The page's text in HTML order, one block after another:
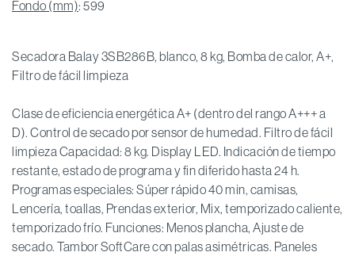
Fondo (mm): 599
Secadora Balay 3SB286B, blanco, 8 kg, Bomba de calor, A+,
Filtro de fácil limpieza
Clase de eficiencia energética A+ (dentro del rango A+++ a
D). Control de secado por sensor de humedad. Filtro de fácil
limpieza Capacidad: 8 kg. Display LED. Indicación de tiempo
restante, estado de programa y fin diferido hasta 24 h.
Programas especiales: Súper rápido 40 min, camisas,
Lencería, toallas, Prendas exterior, Mix, temporizado caliente,
temporizado frío. Funciones: Menos plancha, Ajuste de
secado. Tambor SoftCare con palas asimétricas. Paneles